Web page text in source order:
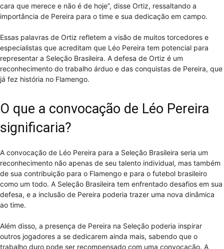
cara que merece e não é de hoje”, disse Ortiz, ressaltando a
importância de Pereira para o time e sua dedicação em campo.
Essas palavras de Ortiz refletem a visão de muitos torcedores e
especialistas que acreditam que Léo Pereira tem potencial para
representar a Seleção Brasileira. A defesa de Ortiz é um
reconhecimento do trabalho árduo e das conquistas de Pereira, que
já fez história no Flamengo.
O que a convocação de Léo Pereira
significaria?
A convocação de Léo Pereira para a Seleção Brasileira seria um
reconhecimento não apenas de seu talento individual, mas também
de sua contribuição para o Flamengo e para o futebol brasileiro
como um todo. A Seleção Brasileira tem enfrentado desafios em sua
defesa, e a inclusão de Pereira poderia trazer uma nova dinâmica
ao time.
Além disso, a presença de Pereira na Seleção poderia inspirar
outros jogadores a se dedicarem ainda mais, sabendo que o
trabalho duro pode ser recompensado com uma convocação. A